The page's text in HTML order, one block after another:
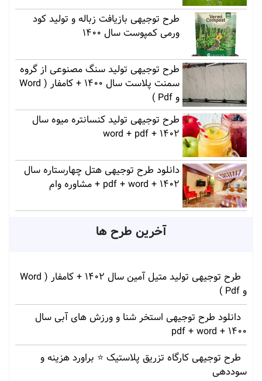
طرح توجیهی بازیافت زباله و تولید کود
ورمی کمپوست سال 1400
طرح توجیهی تولید سنگ مصنوعی از گروه
سمنت پلاست سال 1400 + کامفار ( Word
و Pdf )
طرح توجیهی تولید کنسانتره میوه سال
1402 + word + pdf
دانلود طرح توجیهی هتل چهارستاره سال
1402 + pdf + word + مشاوره وام
آخرین طرح ها
طرح توجیهی تولید متیل آمین سال 1402 + کامفار ( Word
و Pdf )
دانلود طرح توجیهی استخر شنا و ورزش های آبی سال
1400 + pdf + word
طرح توجیهی کارگاه تزریق پلاستیک ⭐ براورد هزینه و
سوددهی